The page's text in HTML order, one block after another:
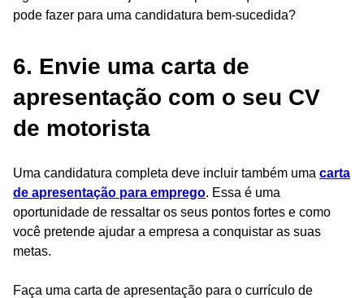
pode fazer para uma candidatura bem-sucedida?
6. Envie uma carta de
apresentação com o seu CV
de motorista
Uma candidatura completa deve incluir também uma carta
de apresentação para emprego. Essa é uma
oportunidade de ressaltar os seus pontos fortes e como
você pretende ajudar a empresa a conquistar as suas
metas.
Faça uma carta de apresentação para o currículo de